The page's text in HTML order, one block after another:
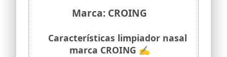
Marca: CROING
Características limpiador nasal
marca CROING ✍